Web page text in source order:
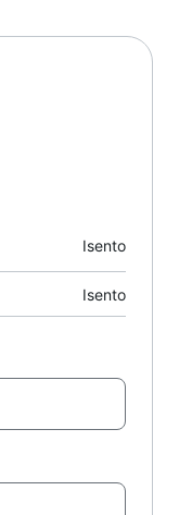
Isento
Isento